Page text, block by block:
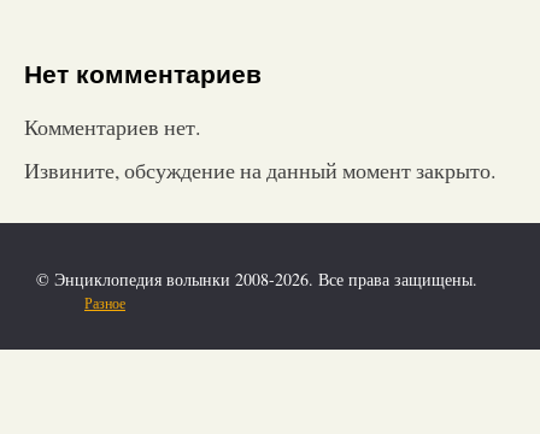
Нет комментариев
Комментариев нет.
Извините, обсуждение на данный момент закрыто.
© Энциклопедия волынки 2008-2026. Все права защищены.
Разное